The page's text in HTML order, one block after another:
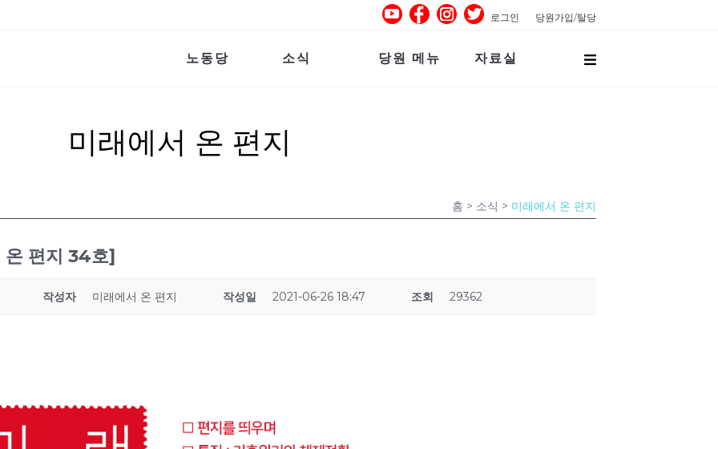
로그인 당원가입/탈당
노동당 소식 당원 메뉴 자료실
미래에서 온 편지
홈 > 소식 > 미래에서 온 편지
온 편지 34호]
작성자 미래에서 온 편지 작성일 2021-06-26 18:47 조회 29362